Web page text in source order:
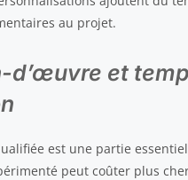
au projet.
d’œuvre et
est une partie
peut coûter plus